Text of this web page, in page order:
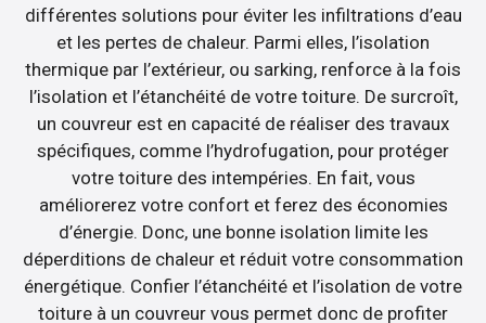
différentes solutions pour éviter les infiltrations d’eau
et les pertes de chaleur. Parmi elles, l’isolation
thermique par l’extérieur, ou sarking, renforce à la fois
l’isolation et l’étanchéité de votre toiture. De surcroît,
un couvreur est en capacité de réaliser des travaux
spécifiques, comme l’hydrofugation, pour protéger
votre toiture des intempéries. En fait, vous
améliorerez votre confort et ferez des économies
d’énergie. Donc, une bonne isolation limite les
déperditions de chaleur et réduit votre consommation
énergétique. Confier l’étanchéité et l’isolation de votre
toiture à un couvreur vous permet donc de profiter